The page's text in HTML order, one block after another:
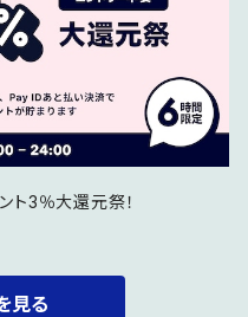
ト3％大還元祭！
見る